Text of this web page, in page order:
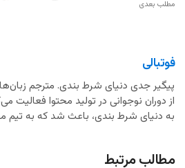
مطلب بعدی
فوتبالی
پیگیر جدی دنیای شرط بندی. مترجم
از دوران نوجوانی در تولید محتوا فعالیت
به دنیای شرط بندی، باعث شد که به تیم
مطالب مرتبط